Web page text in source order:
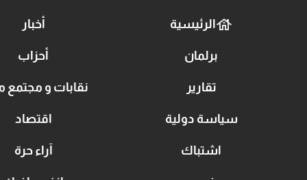
الرئيسية أخبار
برلمان أحزاب
تقارير نقابات و مجتمع
سياسة دولية اقتصاد
اشتباك آراء حرة